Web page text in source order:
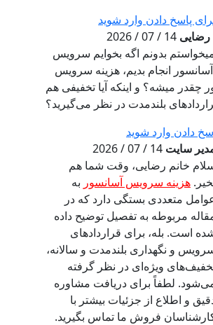
پاسخ دادن وارد شوید
14 / 07 / 2026
بدونم اگه بخوایم سرویس
آسانسور انجام بدیم، هزینه سرویس
چقدر میشه؟ و اینکه آیا تخفیفی هم
بلندمدت در نظر می‌گیرید؟
دادن وارد شوید
سایت 14 / 07 / 2026
خانم رضایی، وقت شما هم
هزینه سرویس آسانسور به
متعددی بستگی دارد که در
مربوطه به تفصیل توضیح داده
است. بله، برای قراردادهای
و نگهداری بلندمدت و سالانه،
ویژه‌ای در نظر گرفته
لطفاً برای دریافت مشاوره
و اطلاع از جزئیات بیشتر با
فروش ما تماس بگیرید.